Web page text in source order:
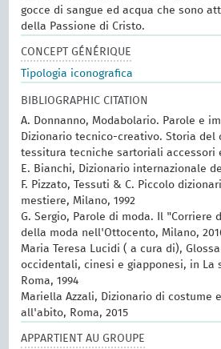
gocce di sangue ed acqua che sono
della Passione di Cristo.
CONCEPT GÉNÉRIQUE
Tipologia iconografica
BIBLIOGRAPHIC CITATION
A. Donnanno, Modabolario. Parole e
Dizionario tecnico-creativo. Storia del
tessitura tecniche sartoriali accessori
E. Bianchi, Dizionario internazionale
F. Pizzato, Tessuti & C. Piccolo
mestiere, Milano, 1992
G. Sergio, Parole di moda. Il "Corriere
della moda nell'Ottocento, Milano,
Maria Teresa Lucidi ( a cura di),
occidentali, cinesi e giapponesi, in La
Roma, 1994
Mariella Azzali, Dizionario di costume
all'abito, Roma, 2015
APPARTIENT AU GROUPE